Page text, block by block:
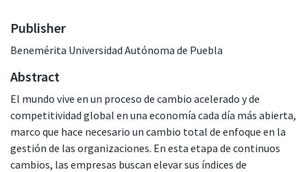
Publisher
Benemérita Universidad Autónoma de Puebla
Abstract
El mundo vive en un proceso de cambio acelerado y de
competitividad global en una economía cada día más abierta,
marco que hace necesario un cambio total de enfoque en la
gestión de las organizaciones. En esta etapa de continuos
cambios, las empresas buscan elevar sus índices de